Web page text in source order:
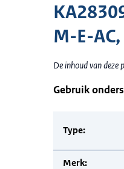
M-E-
De inhoud van
Gebruik
Type:
Merk: